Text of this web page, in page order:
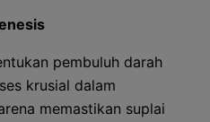
pembuluh darah
krusial dalam
memastikan suplai